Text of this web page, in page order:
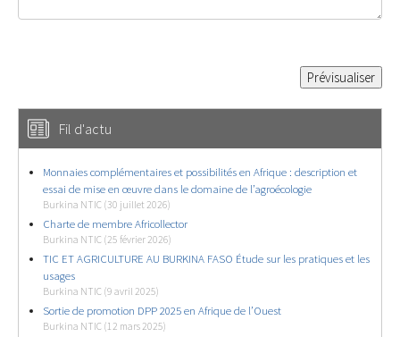
Fil d'actu
Monnaies complémentaires et possibilités en Afrique : description et
essai de mise en œuvre dans le domaine de l’agroécologie
Burkina NTIC (30 juillet 2026)
Charte de membre Africollector
Burkina NTIC (25 février 2026)
TIC ET AGRICULTURE AU BURKINA FASO Étude sur les pratiques et les
usages
Burkina NTIC (9 avril 2025)
Sortie de promotion DPP 2025 en Afrique de l’Ouest
Burkina NTIC (12 mars 2025)